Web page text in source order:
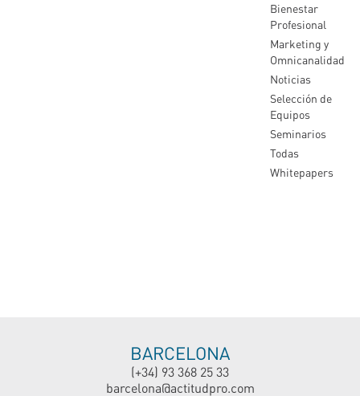
Bienestar
Profesional
Marketing y
Omnicanalidad
Noticias
Selección de
Equipos
Seminarios
Todas
Whitepapers
BARCELONA
(+34) 93 368 25 33
barcelona@actitudpro.com